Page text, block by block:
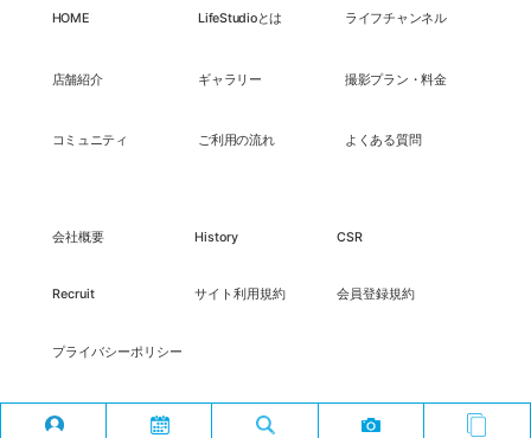
HOME LifeStudioとは ライフチャンネル
店舗紹介 ギャラリー 撮影プラン・料金
コミュニティ ご利用の流れ よくある質問
会社概要 History CSR
Recruit サイト利用規約 会員登録規約
プライバシーポリシー